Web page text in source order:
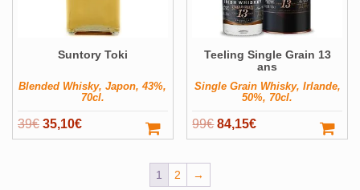
Suntory Toki
Blended Whisky, Japon, 43%,
70cl.
39€ Le
prix
35,10€Le
prix
Teeling Single Grain 13
ans
Single Grain Whisky, Irlande,
50%, 70cl.
99€ Le
prix
84,15€Le
prix
1 2 →